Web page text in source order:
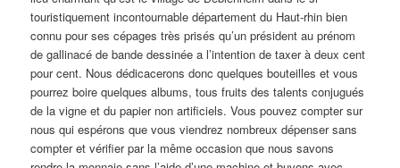
touristiquement incontournable département du Haut-rhin bien
connu pour ses cépages très prisés qu’un président au prénom
de gallinacé de bande dessinée a l’intention de taxer à deux cent
pour cent. Nous dédicacerons donc quelques bouteilles et vous
pourrez boire quelques albums, tous fruits des talents conjugués
de la vigne et du papier non artificiels. Vous pouvez compter sur
nous qui espérons que vous viendrez nombreux dépenser sans
compter et vérifier par la même occasion que nous savons